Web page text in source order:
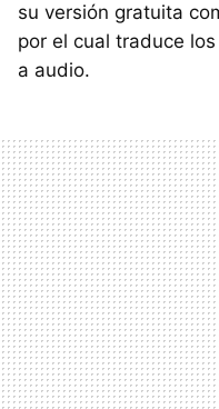
su versión gratuita
por el cual traduce
a audio.